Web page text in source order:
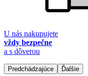
U nás nakupujete
vždy bezpečne
a s dôverou
Predchádzajúce Ďalšie